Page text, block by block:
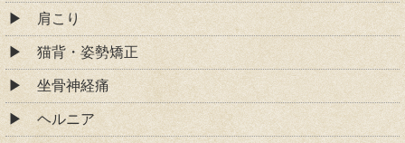
肩こり
猫背・姿勢矯正
坐骨神経痛
ヘルニア